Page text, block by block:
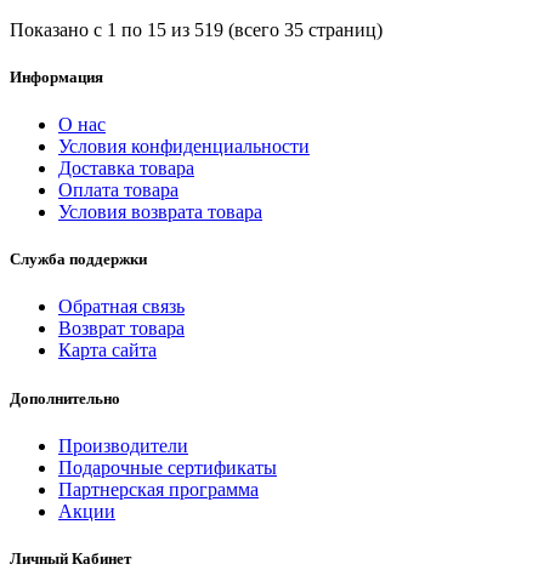
Показано с 1 по 15 из 519 (всего 35 страниц)
Информация
О нас
Условия конфиденциальности
Доставка товара
Оплата товара
Условия возврата товара
Служба поддержки
Обратная связь
Возврат товара
Карта сайта
Дополнительно
Производители
Подарочные сертификаты
Партнерская программа
Акции
Личный Кабинет